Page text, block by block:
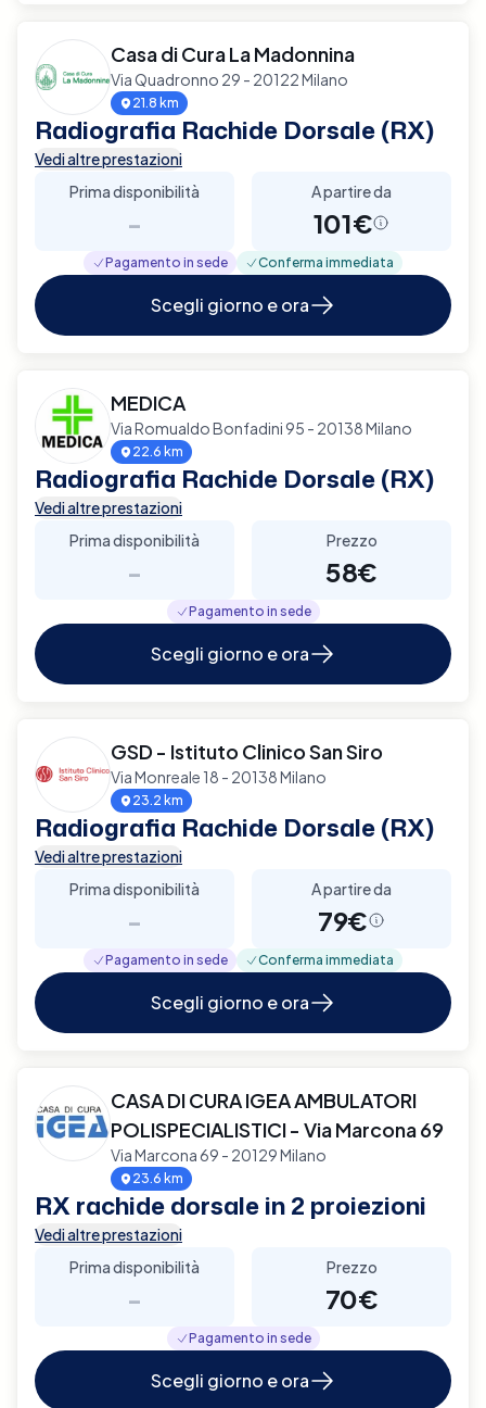
Casa di Cura La Madonnina
Via Quadronno 29 - 20122 Milano
21.8 km
Radiografia Rachide Dorsale (RX)
Vedi altre prestazioni
Prima disponibilità
-
A partire da
101€
Pagamento in sede Conferma immediata
Scegli giorno e ora
MEDICA
Via Romualdo Bonfadini 95 - 20138 Milano
22.6 km
Radiografia Rachide Dorsale (RX)
Vedi altre prestazioni
Prima disponibilità
-
Prezzo
58€
Pagamento in sede
Scegli giorno e ora
GSD - Istituto Clinico San Siro
Via Monreale 18 - 20138 Milano
23.2 km
Radiografia Rachide Dorsale (RX)
Vedi altre prestazioni
Prima disponibilità
-
A partire da
79€
Pagamento in sede Conferma immediata
Scegli giorno e ora
CASA DI CURA IGEA AMBULATORI
POLISPECIALISTICI - Via Marcona 69
Via Marcona 69 - 20129 Milano
23.6 km
RX rachide dorsale in 2 proiezioni
Vedi altre prestazioni
Prima disponibilità
-
Prezzo
70€
Pagamento in sede
Scegli giorno e ora